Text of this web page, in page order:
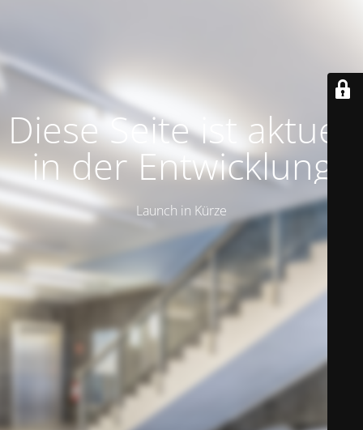
Diese Seite ist aktuell
in der Entwicklung
Launch in Kürze